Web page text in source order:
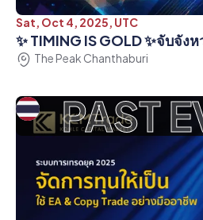
Sat, Oct 4, 2025, UTC
✨ TIMING IS GOLD ✨จับจั
The Peak Chanthaburi
PAST